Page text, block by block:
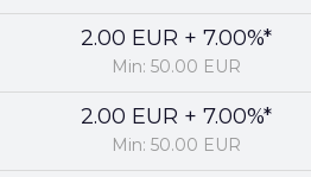
2.00 EUR + 7.00%*
Min: 50.00 EUR
2.00 EUR + 7.00%*
Min: 50.00 EUR